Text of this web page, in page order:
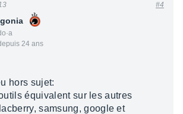
24 ans
#4
hors sujet:
équivalent sur les autres
samsung, google et